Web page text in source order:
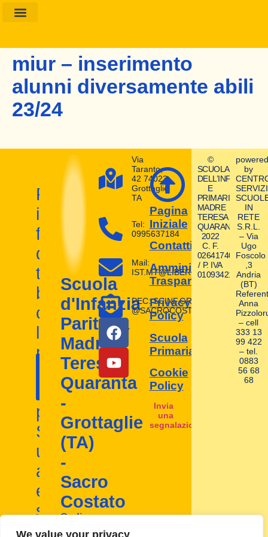
We value your privacy
miur – inserimento
alunni diversamente abili
23/24
Contattaci
ora!
Prepara
il
futuro
dei
tuoi
bambini
con
la
nostra
scuola
d'infanzia
paritaria.
Scopri
un
ambiente
educativo
stimolante
e
I nostri
contatti
Scuola
d'Infanzia
Paritaria
Madre
Teresa
Quaranta
-
Grottaglie
(TA)
-
Sacro
Costato
Codice
Via
Taranto,
42 74023
Grottaglie
TA
Tel:
0995637184
Mail:
IST.MT@LIBERO.IT
PEC: SCINF.GROTTAGLIE
Pagina
Iniziale
Contatti
Amministrazione
Trasparente
Privacy
Policy
Scuola
Primaria
Cookie
Policy
Invia
una
segnalazione
©
SCUOLA
DELL’INFANZIA
E
PRIMARIA
MADRE
TERESA
QUARANTA
2022
C. F.
02641740580
/ P. IVA
01093421004
powered
by
SERVIZI
IN
RETE
S.R.L.
– Via
Ugo
Foscolo
,3
Andria
(BT)
Anna
– cell
333 13
99 422
– tel.
0883
56 68
68